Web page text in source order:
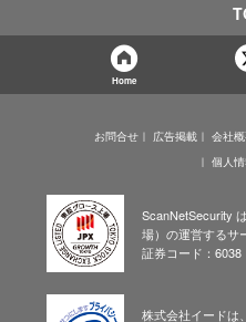
Home
お問合せ 広告掲載 会社
個人
ScanNetSecurity
場）の運営するサ
証券コード：6038
株式会社イードは